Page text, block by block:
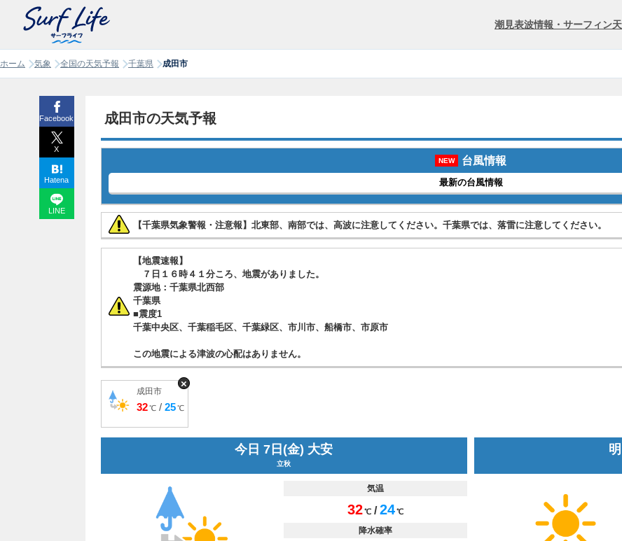
潮見表波情報・サーフィン
ホーム 気象 全国の天気予報 千葉県 成田市
成田市の天気予報
NEW 台風情報
最新の台風情報
【千葉県気象警報・注意報】北東部、南部では、高波に注意してください。千葉県では、落雷に注意してください。
【地震速報】
７日１６時４１分ころ、地震がありました。
震源地：千葉県北西部
千葉県
■震度1
千葉中央区、千葉稲毛区、千葉緑区、市川市、船橋市、市原市
この地震による津波の心配はありません。
成田市
32℃ / 25℃
×
今日 7日(金) 大安
立秋
気温
32℃ /24℃
降水確率
Facebook
X
Hatena
LINE